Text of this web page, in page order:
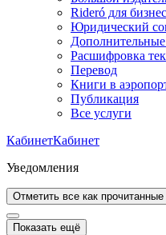
Rideró для
Юридический
Дополнительные
Расшифровка
Перевод
Книги в
Публикация
Все услуги
КабинетКабинет
Уведомления
Отметить все как прочитанные
Показать ещё